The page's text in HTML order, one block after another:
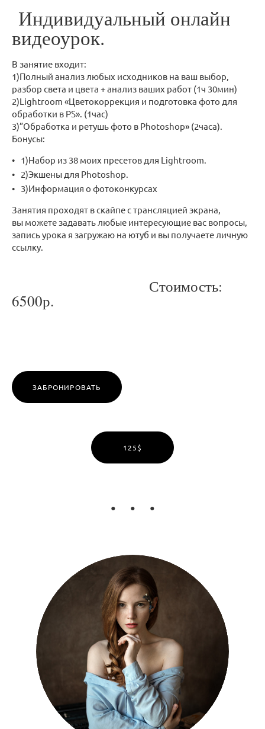
Индивидуальный онлайн
видеоурок.
В занятие входит:
1)Полный анализ любых исходников на ваш выбор,
разбор света и цвета + анализ ваших работ (1ч 30мин)
2)Lightroom «Цветокоррекция и подготовка фото для
обработки в PS». (1час)
3)”Обработка и ретушь фото в Photoshop» (2часа).
Бонусы:
1)Набор из 38 моих пресетов для Lightroom.
2)Экшены для Photoshop.
3)Информация о фотоконкурсах
Занятия проходят в скайпе с трансляцией экрана,
вы можете задавать любые интересующие вас вопросы,
запись урока я загружаю на ютуб и вы получаете личную
ссылку.
Стоимость:
6500р.
ЗАБРОНИРОВАТЬ
125$